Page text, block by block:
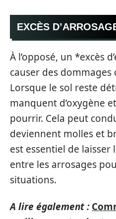
EXCÈS
À l’opposé, un *excès
causer des dommages
Lorsque le sol reste
manquent d’oxygène
pourrir. Cela peut
deviennent molles et
est essentiel de laisser
entre les arrosages
situations.
A lire également :